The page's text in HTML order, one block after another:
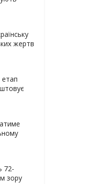
жертв
72-
зору